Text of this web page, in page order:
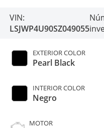
VIN:
LSJWP4U90SZ049055
EXTERIOR COLOR
Pearl Black
INTERIOR COLOR
Negro
MOTOR